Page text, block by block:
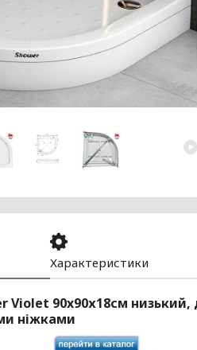
Характеристики
Violet 90x90х18см
ніжками